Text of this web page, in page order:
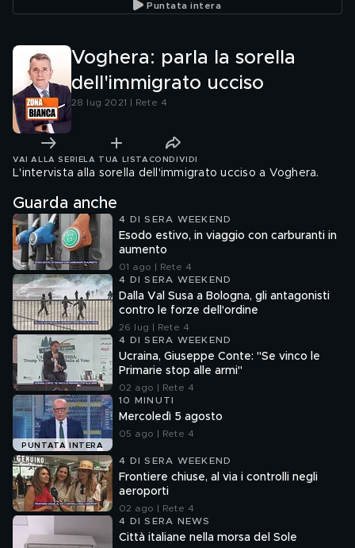
Puntata intera
Voghera: parla la sorella
dell'immigrato ucciso
28 lug 2021 | Rete 4
VAI ALLA SERIE LA TUA LISTA CONDIVIDI
L'intervista alla sorella dell'immigrato ucciso a Voghera.
Guarda anche
4 DI SERA WEEKEND
Esodo estivo, in viaggio con carburanti in
aumento
01 ago | Rete 4
4 DI SERA WEEKEND
Dalla Val Susa a Bologna, gli antagonisti
contro le forze dell'ordine
26 lug | Rete 4
4 DI SERA WEEKEND
Ucraina, Giuseppe Conte: "Se vinco le
Primarie stop alle armi"
02 ago | Rete 4
PUNTATA INTERA
10 MINUTI
Mercoledì 5 agosto
05 ago | Rete 4
4 DI SERA WEEKEND
Frontiere chiuse, al via i controlli negli
aeroporti
02 ago | Rete 4
4 DI SERA NEWS
Città italiane nella morsa del Sole